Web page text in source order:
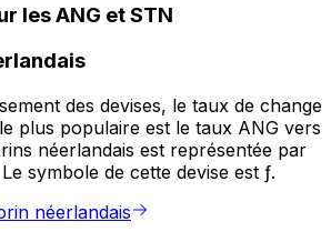
les ANG et STN
des devises, le taux de change
plus populaire est le taux ANG vers
néerlandais est représentée par
symbole de cette devise est ƒ.
néerlandais